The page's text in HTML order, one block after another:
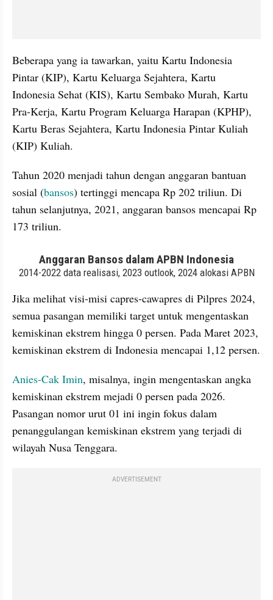
Beberapa yang ia tawarkan, yaitu Kartu Indonesia
Pintar (KIP), Kartu Keluarga Sejahtera, Kartu
Indonesia Sehat (KIS), Kartu Sembako Murah, Kartu
Pra-Kerja, Kartu Program Keluarga Harapan (KPHP),
Kartu Beras Sejahtera, Kartu Indonesia Pintar Kuliah
(KIP) Kuliah.
Tahun 2020 menjadi tahun dengan anggaran bantuan
sosial (bansos) tertinggi mencapa Rp 202 triliun. Di
tahun selanjutnya, 2021, anggaran bansos mencapai Rp
173 triliun.
embed from external kumparan
Jika melihat visi-misi capres-cawapres di Pilpres 2024,
semua pasangan memiliki target untuk mengentaskan
kemiskinan ekstrem hingga 0 persen. Pada Maret 2023,
Anies-Cak Imin, misalnya, ingin mengentaskan angka
kemiskinan ekstrem mejadi 0 persen pada 2026.
Pasangan nomor urut 01 ini ingin fokus dalam
penanggulangan kemiskinan ekstrem yang terjadi di
wilayah Nusa Tenggara.
ADVERTISEMENT